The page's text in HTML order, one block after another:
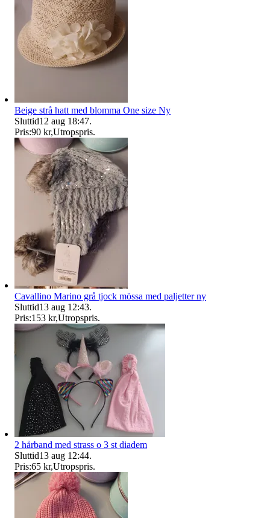
Beige strå hatt med blomma One size Ny
Sluttid12 aug 18:47.
Pris:90 kr,Utropspris.
Cavallino Marino grå tjock mössa med paljetter ny
Sluttid13 aug 12:43.
Pris:153 kr,Utropspris.
2 hårband med strass o 3 st diadem
Sluttid13 aug 12:44.
Pris:65 kr,Utropspris.